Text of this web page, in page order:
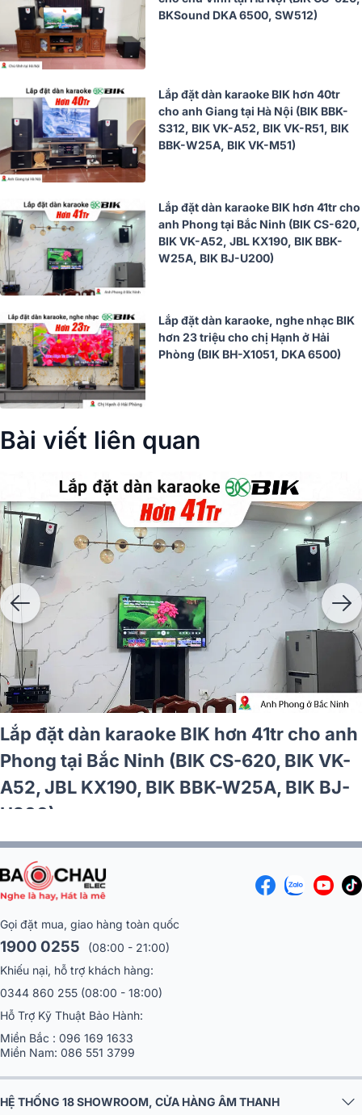
BKSound DKA 6500, SW512)
Lắp đặt dàn karaoke BIK hơn 40tr
cho anh Giang tại Hà Nội (BIK BBK-
S312, BIK VK-A52, BIK VK-R51, BIK
BBK-W25A, BIK VK-M51)
Lắp đặt dàn karaoke BIK hơn 41tr cho
anh Phong tại Bắc Ninh (BIK CS-620,
BIK VK-A52, JBL KX190, BIK BBK-
W25A, BIK BJ-U200)
Lắp đặt dàn karaoke, nghe nhạc BIK
hơn 23 triệu cho chị Hạnh ở Hải
Phòng (BIK BH-X1051, DKA 6500)
Bài viết liên quan
Lắp đặt dàn karaoke BIK hơn 41tr cho anh
Phong tại Bắc Ninh (BIK CS-620, BIK VK-
A52, JBL KX190, BIK BBK-W25A, BIK BJ-
U200)
Gọi đặt mua, giao hàng toàn quốc
1900 0255
(08:00 - 21:00)
Khiếu nại, hỗ trợ khách hàng:
0344 860 255 (08:00 - 18:00)
Hỗ Trợ Kỹ Thuật Bảo Hành:
Miền Bắc : 096 169 1633
Miền Nam: 086 551 3799
HỆ THỐNG 18 SHOWROOM, CỬA HÀNG ÂM THANH